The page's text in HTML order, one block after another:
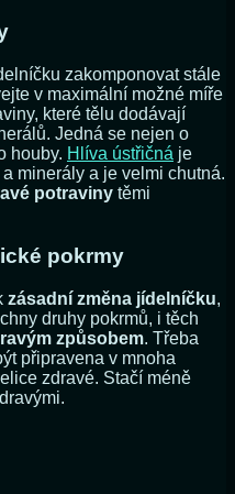
zakomponovat stále
v maximální možné míře
které tělu dodávají
Jedná se nejen o
houby. Hlíva ústřičná je
minerály a je velmi chutná.
potraviny těmi
pokrmy
zásadní změna jídelníčku,
druhy pokrmů, i těch
způsobem. Třeba
připravena v mnoha
zdravé. Stačí méně